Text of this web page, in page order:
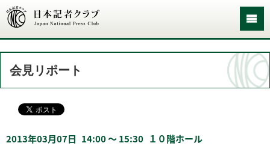
会見リポート
2013年03月07日 14:00 〜 15:30 １０階ホール